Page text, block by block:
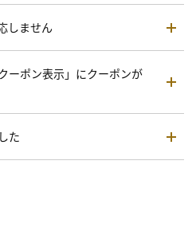
しません
ーポン表示」にクーポンが
た